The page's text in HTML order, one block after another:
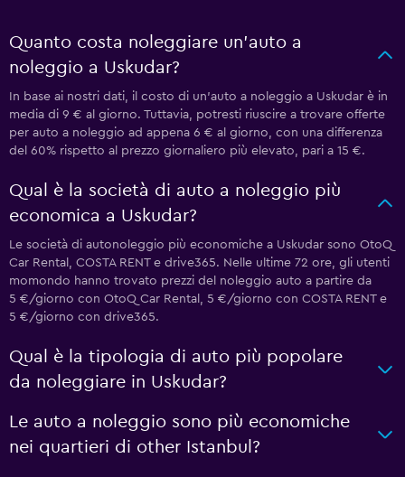
Quanto costa noleggiare un'auto a
noleggio a Uskudar?
In base ai nostri dati, il costo di un'auto a noleggio a Uskudar è in
media di 9 € al giorno. Tuttavia, potresti riuscire a trovare offerte
per auto a noleggio ad appena 6 € al giorno, con una differenza
del 60% rispetto al prezzo giornaliero più elevato, pari a 15 €.
Qual è la società di auto a noleggio più
economica a Uskudar?
Le società di autonoleggio più economiche a Uskudar sono OtoQ
Car Rental, COSTA RENT e drive365. Nelle ultime 72 ore, gli utenti
momondo hanno trovato prezzi del noleggio auto a partire da
5 €/giorno con OtoQ Car Rental, 5 €/giorno con COSTA RENT e
5 €/giorno con drive365.
Qual è la tipologia di auto più popolare
da noleggiare in Uskudar?
Le auto a noleggio sono più economiche
nei quartieri di other Istanbul?